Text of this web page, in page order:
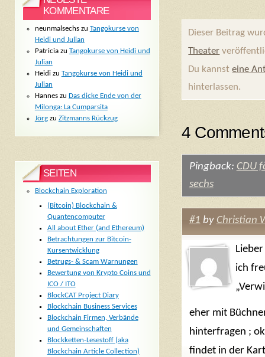
Dieser Beitrag
Theater
Du kannsteine
hinterlassen.
4
Pingback: CDU
sechs
#1 by Christian
ich
eher mit
hinterfragen ;
findet in der
KOMMENTARE
neunmalsechszu Tangokurse von
Heidi und Julian
Patriciazu Tangokurse von Heidi und
Julian
Heidizu Tangokurse von Heidi und
Julian
Hanneszu Das dicke Ende von der
Milonga: La Cumparsita
Jörgzu Zitzmanns Rückzug
SEITEN
Blockchain Exploration
(Bitcoin) Blockchain &
Quantencomputer
All about Ether (and Ethereum)
Betrachtungen zur Bitcoin-
Kursentwicklung
Betrugs- & Scam Warnungen
Bewertung von Krypto Coins und
ICO / ITO
BlockCAT Project Diary
Blockchain Business Services
Blockchain Firmen, Verbände
und Gemeinschaften
Blockketten-Lesestoff (aka
Blockchain Article Collection)